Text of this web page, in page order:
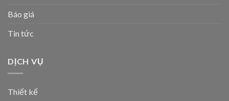
Báo giá
Tin tức
DỊCH VỤ
Thiết kế